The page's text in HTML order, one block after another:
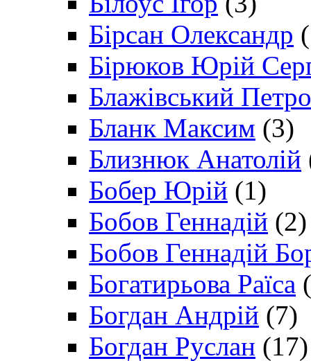
Бірсан Олександр
Бірюков Юрій
Блажівський Петро
Бланк Максим (3)
Близнюк Анатолій
Бобер Юрій (1)
Бобов Геннадій (2)
Бобов Геннадій
Богатирьова Раїса
Богдан Андрій (7)
Богдан Руслан (17)